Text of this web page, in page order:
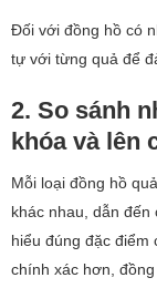
Đối với đồng hồ có
tự với từng quả để
2. So sánh
khóa và lên
Mỗi loại đồng hồ
khác nhau, dẫn đến
hiểu đúng đặc
chính xác hơn,